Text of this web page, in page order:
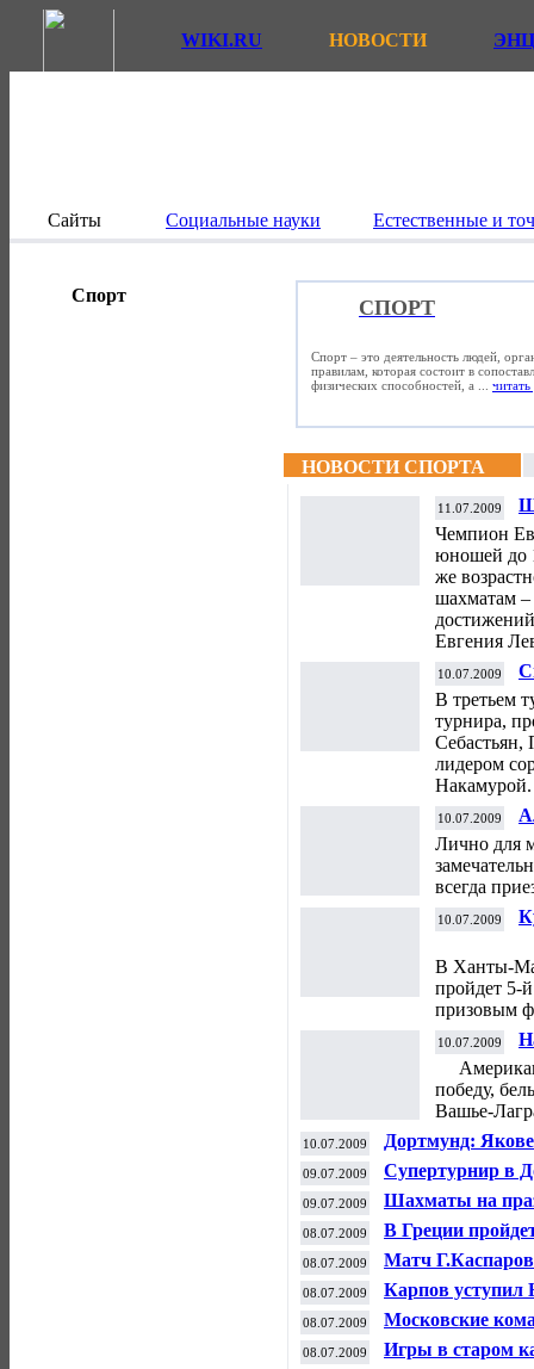
WIKI.RU НОВОСТИ
Сайты Социальные науки Естественные и
Спорт
СПОРТ
Спорт – это деятельность людей,
правилам, которая состоит в
физических способностей, а ... читать
НОВОСТИ СПОРТА
11.07.2009
Чемпион
юношей до
же
шахматам –
Евгения
10.07.2009
В третьем
турнира,
лидером
Накамурой.
10.07.2009
Лично для
всегда
10.07.2009
В Ханты-
пройдет 5-
призовым
10.07.2009
победу,
Вашье-
10.07.2009 Дортмунд:
09.07.2009 Супертурнир в
09.07.2009 Шахматы на
08.07.2009 В Греции
08.07.2009 Матч
08.07.2009
Карпов уступил
Сан-Себастьяне
08.07.2009
Московские
Волги»
08.07.2009 Игры в старом